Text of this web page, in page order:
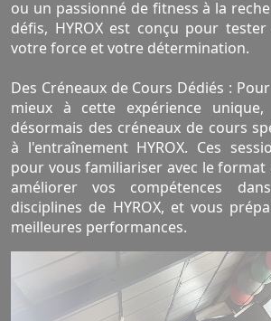
ou un passionné de fitness à la
défis, HYROX est conçu pour
votre force et votre détermination.
Des Créneaux de Cours Dédiés :
mieux à cette expérience
désormais des créneaux de cours
à l'entraînement HYROX. Ces
pour vous familiariser avec le
améliorer vos compétences
disciplines de HYROX, et vous
meilleures performances.